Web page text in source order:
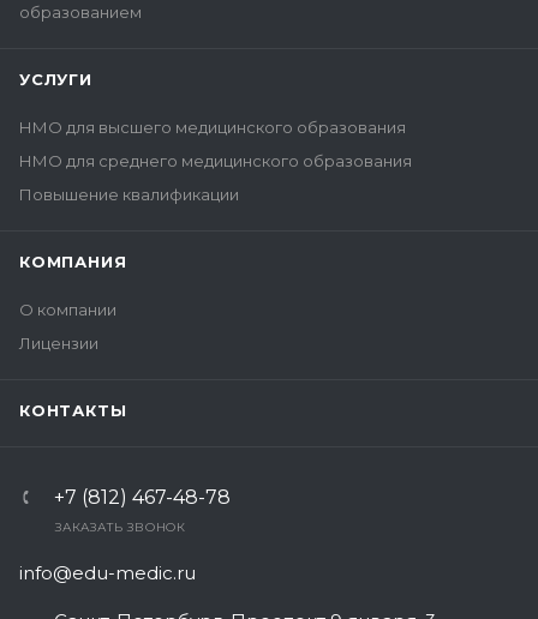
образованием
УСЛУГИ
НМО для высшего медицинского образования
НМО для среднего медицинского образования
Повышение квалификации
КОМПАНИЯ
О компании
Лицензии
КОНТАКТЫ
+7 (812) 467-48-78
ЗАКАЗАТЬ ЗВОНОК
info@edu-medic.ru